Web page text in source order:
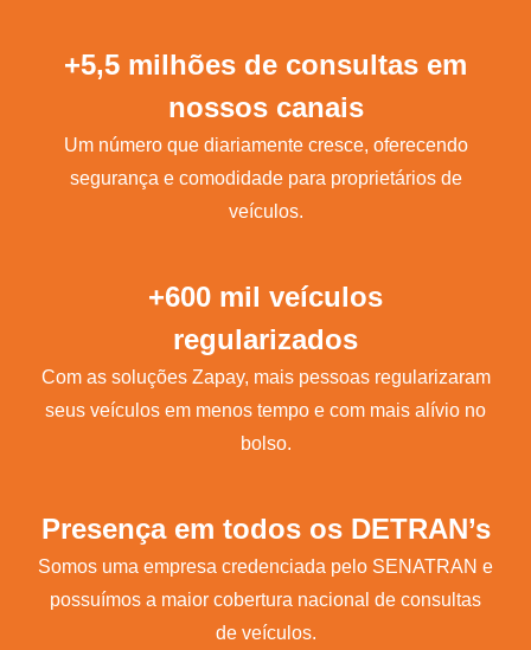
+5,5 milhões de consultas em
nossos canais
Um número que diariamente cresce, oferecendo
segurança e comodidade para proprietários de
veículos.
+600 mil veículos
regularizados
Com as soluções Zapay, mais pessoas regularizaram
seus veículos em menos tempo e com mais alívio no
bolso.
Presença em todos os DETRAN’s
Somos uma empresa credenciada pelo SENATRAN e
possuímos a maior cobertura nacional de consultas
de veículos.